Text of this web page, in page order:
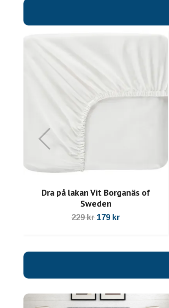
Dra på lakan Vit Borganäs of
Sweden
229 kr 179 kr